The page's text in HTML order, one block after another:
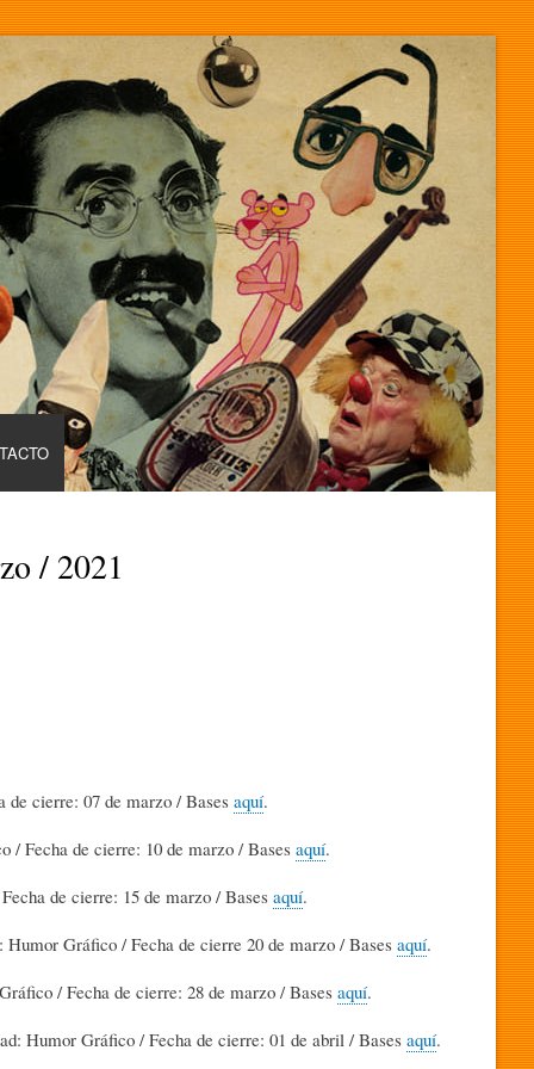
/ 2021
cierre: 07 de marzo / Bases aquí.
Fecha de cierre: 10 de marzo / Bases aquí.
de cierre: 15 de marzo / Bases aquí.
Gráfico / Fecha de cierre 20 de marzo / Bases aquí.
/ Fecha de cierre: 28 de marzo / Bases aquí.
Humor Gráfico / Fecha de cierre: 01 de abril / Bases aquí.